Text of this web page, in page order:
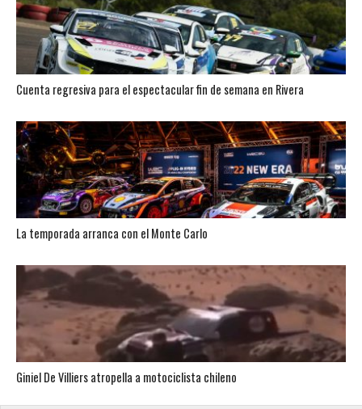
Cuenta regresiva para el espectacular fin de semana en Rivera
La temporada arranca con el Monte Carlo
Giniel De Villiers atropella a motociclista chileno